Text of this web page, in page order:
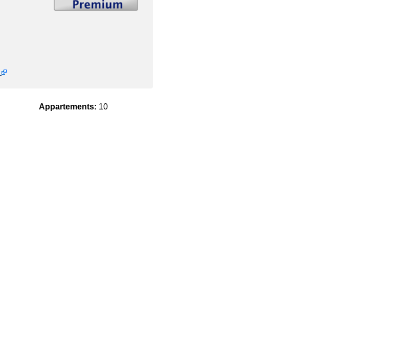
Appartements: 10